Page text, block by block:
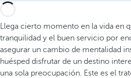
Llega cierto momento en la vida en
tranquilidad y el buen servicio por
asegurar un cambio de mentalidad
huésped disfrutar de un destino
una sola preocupación. Este es el